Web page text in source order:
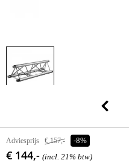
Adviesprijs € 157,- -8%
€ 144,- (incl. 21% btw)